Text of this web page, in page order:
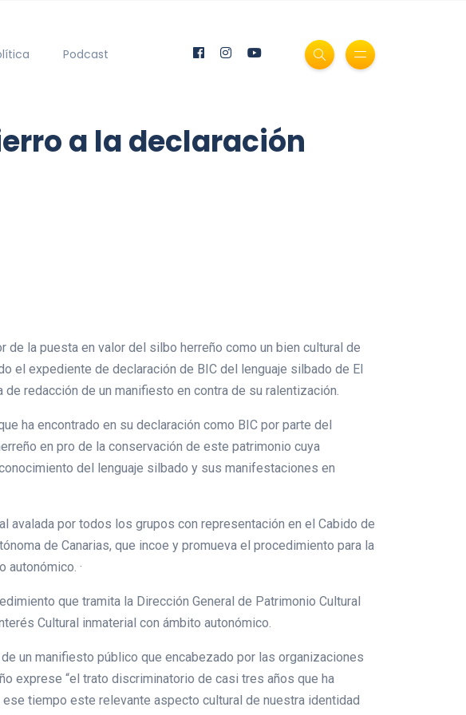
Podcast
a la declaración
la puesta en valor del silbo herreño como un bien cultural de
el expediente de declaración de BIC del lenguaje silbado de El
redacción de un manifiesto en contra de su ralentización.
ha encontrado en su declaración como BIC por parte del
en pro de la conservación de este patrimonio cuya
del lenguaje silbado y sus manifestaciones en
avalada por todos los grupos con representación en el Cabido de
de Canarias, que incoe y promueva el procedimiento para la
·
que tramita la Dirección General de Patrimonio Cultural
Cultural inmaterial con ámbito autonómico.
un manifiesto público que encabezado por las organizaciones
exprese “el trato discriminatorio de casi tres años que ha
tiempo este relevante aspecto cultural de nuestra identidad